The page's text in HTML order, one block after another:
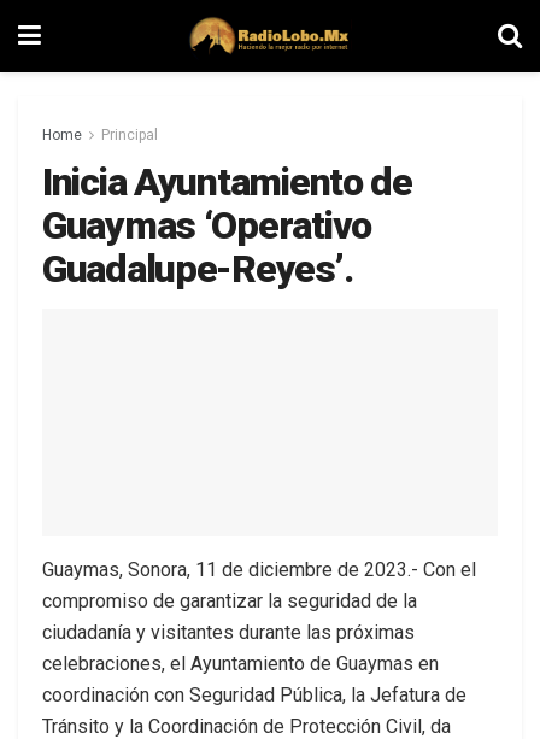
Home Principal
Inicia Ayuntamiento de
Guaymas ‘Operativo
Guadalupe-Reyes’.
Guaymas, Sonora, 11 de diciembre de 2023.- Con el
compromiso de garantizar la seguridad de la
ciudadanía y visitantes durante las próximas
celebraciones, el Ayuntamiento de Guaymas en
coordinación con Seguridad Pública, la Jefatura de
Tránsito y la Coordinación de Protección Civil, da